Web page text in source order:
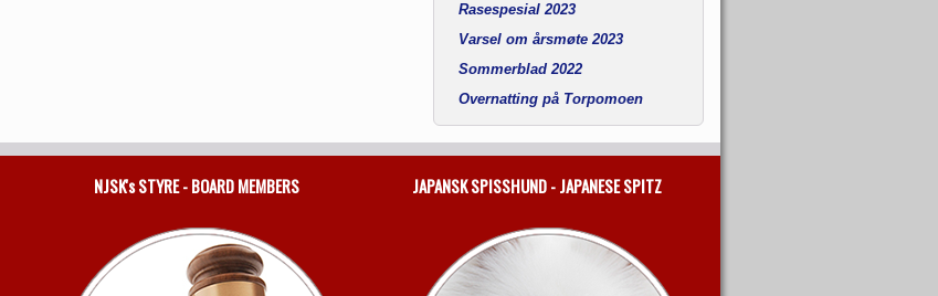
Rasespesial 2023
Varsel om årsmøte 2023
Sommerblad 2022
Overnatting på Torpomoen
NJSK's STYRE - BOARD MEMBERS JAPANSK SPISSHUND - JAPANESE SPITZ